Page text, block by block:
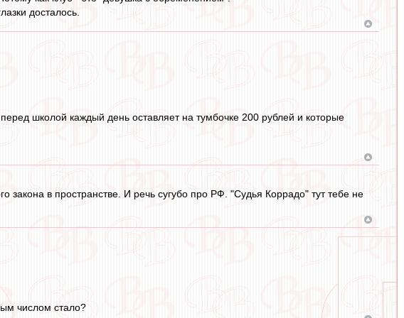
досталось.
школой каждый день оставляет на тумбочке 200 рублей и которые
закона в пространстве. И речь сугубо про РФ. "Судья Коррадо" тут тебе не
числом стало?